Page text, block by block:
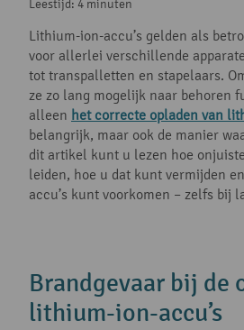
Leestijd: 4 minuten
Lithium-ion-accu’s gelden als
voor allerlei verschillende
tot transpalletten en stapelaars.
ze zo lang mogelijk naar behoren
alleen het correcte opladen van
belangrijk, maar ook de manier
dit artikel kunt u lezen hoe
leiden, hoe u dat kunt vermijden
accu’s kunt voorkomen – zelfs bij
Brandgevaar bij de
lithium-ion-accu’s